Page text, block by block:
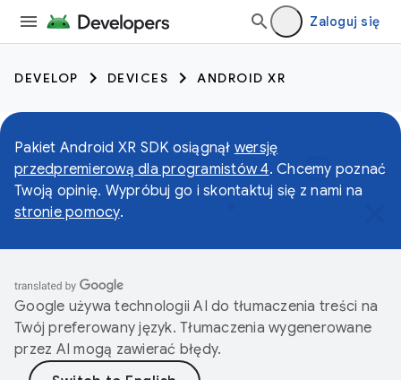
Zaloguj się
DEVELOP DEVICES ANDROID XR
Pakiet Android XR SDK osiągnął wersję
przedpremierową dla programistów 4. Chcemy poznać
Twoją opinię. Wypróbuj go i skontaktuj się z nami na
stronie pomocy.
Google używa technologii AI do tłumaczenia treści na
Twój preferowany język. Tłumaczenia wygenerowane
przez AI mogą zawierać błędy.